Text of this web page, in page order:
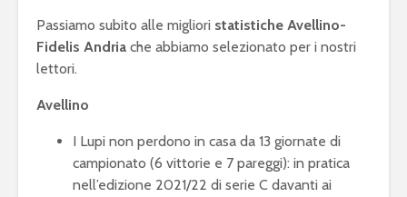
Passiamo subito alle migliori statistiche Avellino-
Fidelis Andria che abbiamo selezionato per i nostri
lettori.
Avellino
I Lupi non perdono in casa da 13 giornate di
campionato (6 vittorie e 7 pareggi): in pratica
nell’edizione 2021/22 di serie C davanti ai